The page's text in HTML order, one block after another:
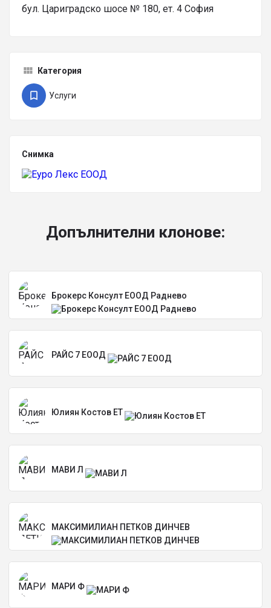
бул. Цариградско шосе № 180, ет. 4 София
Категория
Услуги
Снимка
Допълнителни клонове:
Брокерс Консулт ЕООД Раднево
РАЙС 7 ЕООД
Юлиян Костов ЕТ
МАВИ Л
МАКСИМИЛИАН ПЕТКОВ ДИНЧЕВ
МАРИ Ф